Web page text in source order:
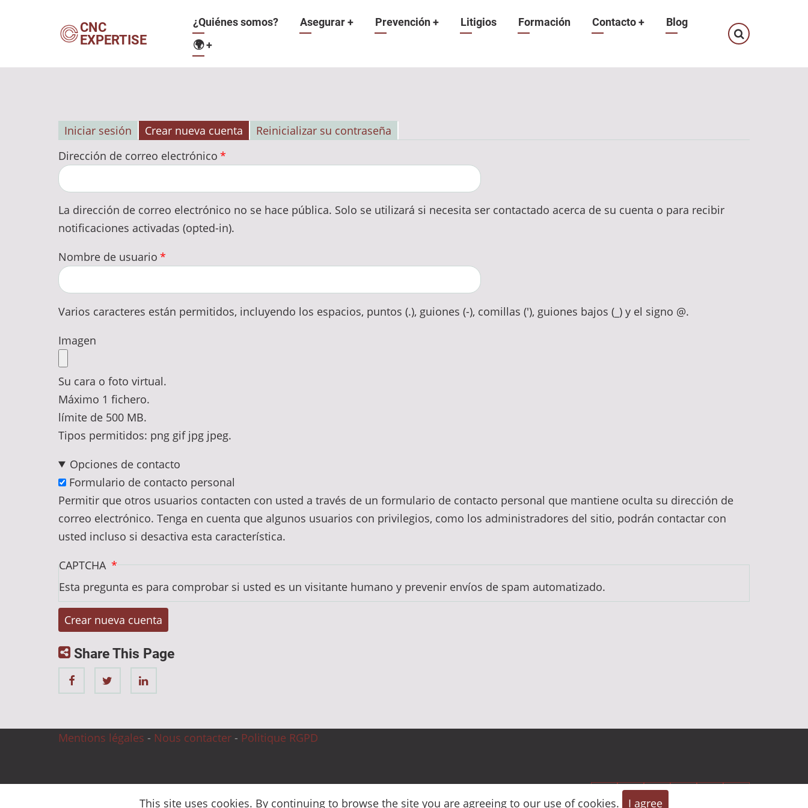
CNC
EXPERTISE
Navegación
principal
¿Quiénes somos? Asegurar+ Prevención+ Litigios Formación Contacto+
Blog
🌍+
Solapas
principales
Iniciar sesión Crear nueva cuenta
Reinicializar su contraseña
Dirección de correo electrónico
La dirección de correo electrónico no se hace pública. Solo se utilizará si necesita ser contactado acerca de su cuenta o para recibir
notificaciones activadas (opted-in).
Nombre de usuario
Varios caracteres están permitidos, incluyendo los espacios, puntos (.), guiones (-), comillas ('), guiones bajos (_) y el signo @.
Imagen
Su cara o foto virtual.
Máximo 1 fichero.
límite de 500 MB.
Tipos permitidos: png gif jpg jpeg.
Opciones de contacto
Formulario de contacto personal
Permitir que otros usuarios contacten con usted a través de un formulario de contacto personal que mantiene oculta su dirección de
correo electrónico. Tenga en cuenta que algunos usuarios con privilegios, como los administradores del sitio, podrán contactar con
usted incluso si desactiva esta característica.
CAPTCHA
Esta pregunta es para comprobar si usted es un visitante humano y prevenir envíos de spam automatizado.
Share This Page
Mentions légales - Nous contacter - Politique RGPD
© 2026 CnC Expertise, All rights reserved.
This site uses cookies. By continuing to browse the site you are agreeing to our use of cookies. I agree